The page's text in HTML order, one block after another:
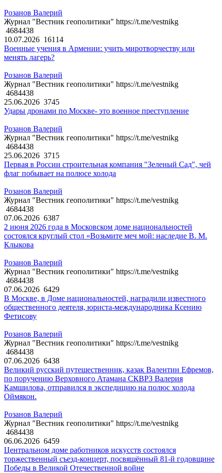
Розанов Валерий
Журнал "Вестник геополитики" https://t.me/vestnikg
4684438
10.07.2026 16114
Военные учения в Армении: учить миротворчеству или
менять лагерь?
Розанов Валерий
Журнал "Вестник геополитики" https://t.me/vestnikg
4684438
25.06.2026 3745
Удары дронами по Москве- это военное преступление
Розанов Валерий
Журнал "Вестник геополитики" https://t.me/vestnikg
4684438
25.06.2026 3715
Первая в России строительная компания "Зеленый Сад", чей
флаг побывает на полюсе холода
Розанов Валерий
Журнал "Вестник геополитики" https://t.me/vestnikg
4684438
07.06.2026 6387
2 июня 2026 года в Московском доме национальностей
состоялся круглый стол «Возьмите меч мой: наследие В. М.
Клыкова
Розанов Валерий
Журнал "Вестник геополитики" https://t.me/vestnikg
4684438
07.06.2026 6429
В Москве, в Доме национальностей, наградили известного
общественного деятеля, юриста-международника Ксению
Фетисову
Розанов Валерий
Журнал "Вестник геополитики" https://t.me/vestnikg
4684438
07.06.2026 6438
Великий русский путешественник, казак Валентин Ефремов,
по поручению Верховного Атамана СКВРЗ Валерия
Камшилова, отправился в экспедицию на полюс холода
Оймякон.
Розанов Валерий
Журнал "Вестник геополитики" https://t.me/vestnikg
4684438
06.06.2026 6459
Центральном доме работников искусств состоялся
торжественный съезд-концерт, посвящённый 81-й годовщине
Победы в Великой Отечественной войне